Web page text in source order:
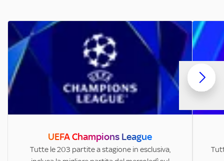
UEFA Champions League
Tutte le 203 partite a stagione in esclusiva,